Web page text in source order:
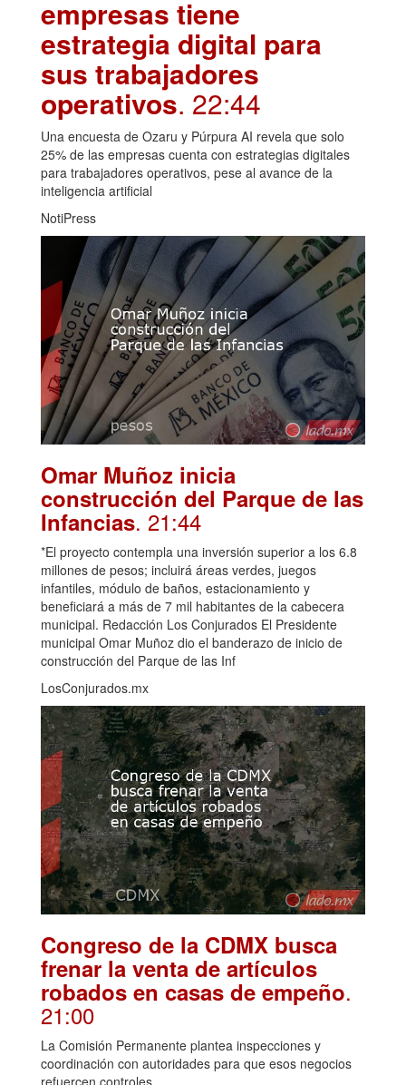
empresas tiene
estrategia digital para
sus trabajadores
operativos. 22:44
Una encuesta de Ozaru y Púrpura AI revela que solo
25% de las empresas cuenta con estrategias digitales
para trabajadores operativos, pese al avance de la
inteligencia artificial
NotiPress
Omar Muñoz inicia
construcción del Parque de las
Infancias. 21:44
*El proyecto contempla una inversión superior a los 6.8
millones de pesos; incluirá áreas verdes, juegos
infantiles, módulo de baños, estacionamiento y
beneficiará a más de 7 mil habitantes de la cabecera
municipal. Redacción Los Conjurados El Presidente
municipal Omar Muñoz dio el banderazo de inicio de
construcción del Parque de las Inf
LosConjurados.mx
Congreso de la CDMX busca
frenar la venta de artículos
robados en casas de empeño.
21:00
La Comisión Permanente plantea inspecciones y
coordinación con autoridades para que esos negocios